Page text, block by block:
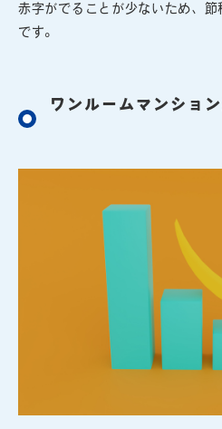
赤字がでることが少ないため、
です。
ワンルームマンショ